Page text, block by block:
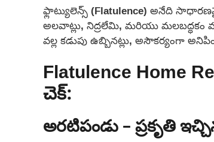
ఫ్లాట్యులెన్స్ (Flatulence) అనేది
అలవాట్లు, నిద్రలేమి, మరియు మలబద్ధకం
వల్ల కడుపు ఉబ్బినట్లు, అసౌకర్యంగా
Flatulence Home
చెక్:
అరటిపండు – ప్రకృతి